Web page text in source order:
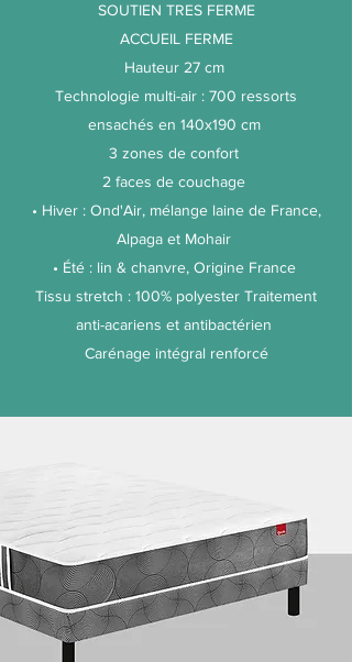
SOUTIEN TRES FERME
ACCUEIL FERME
Hauteur 27 cm
Technologie multi-air : 700 ressorts
ensachés en 140x190 cm
3 zones de confort
2 faces de couchage
• Hiver : Ond'Air, mélange laine de France,
Alpaga et Mohair
• Été : lin & chanvre, Origine France
Tissu stretch : 100% polyester Traitement
anti-acariens et antibactérien
Carénage intégral renforcé